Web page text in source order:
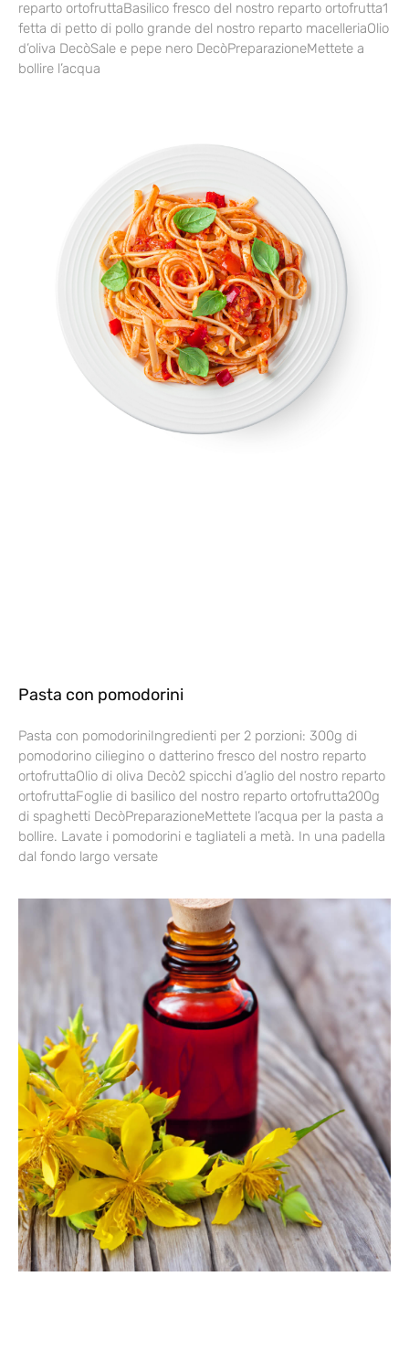
reparto ortofruttaBasilico fresco del nostro reparto ortofrutta1
fetta di petto di pollo grande del nostro reparto macelleriaOlio
d’oliva DecòSale e pepe nero DecòPreparazioneMettete a
bollire l’acqua
Pasta con pomodorini
Pasta con pomodoriniIngredienti per 2 porzioni: 300g di
pomodorino ciliegino o datterino fresco del nostro reparto
ortofruttaOlio di oliva Decò2 spicchi d’aglio del nostro reparto
ortofruttaFoglie di basilico del nostro reparto ortofrutta200g
di spaghetti DecòPreparazioneMettete l’acqua per la pasta a
bollire. Lavate i pomodorini e tagliateli a metà. In una padella
dal fondo largo versate